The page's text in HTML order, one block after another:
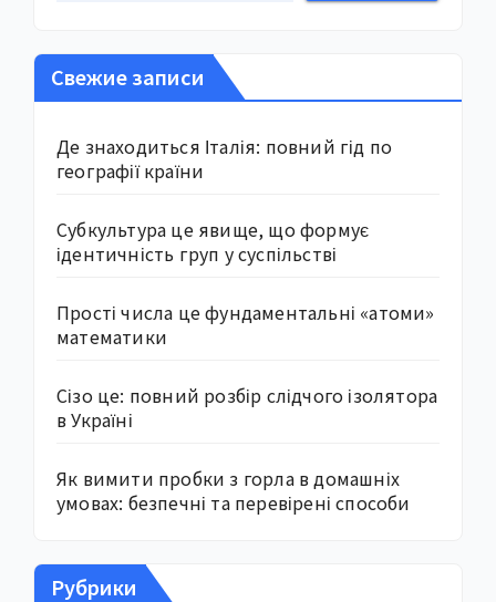
Свежие записи
Де знаходиться Італія: повний гід по
географії країни
Субкультура це явище, що формує
ідентичність груп у суспільстві
Прості числа це фундаментальні «атоми»
математики
Сізо це: повний розбір слідчого ізолятора
в Україні
Як вимити пробки з горла в домашніх
умовах: безпечні та перевірені способи
Рубрики